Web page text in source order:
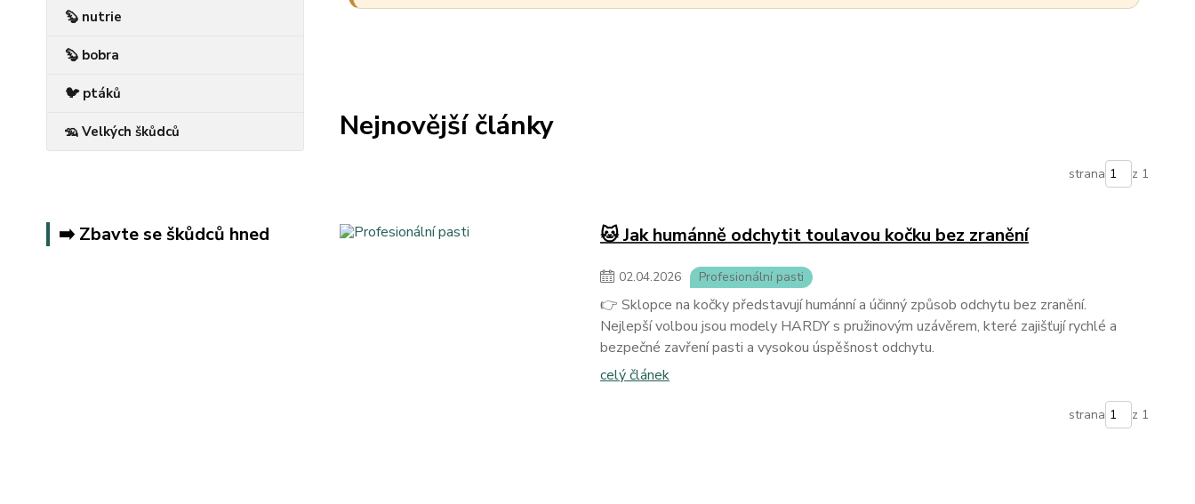
🦫 nutrie
🦫 bobra
🐦 ptáků
🦡 Velkých škůdců
➡️ Zbavte se škůdců hned
Nejnovější články
strana z 1
🐱 Jak humánně odchytit toulavou kočku bez zranění
02.04.2026 Profesionální pasti
👉 Sklopce na kočky představují humánní a účinný způsob odchytu bez zranění.
Nejlepší volbou jsou modely HARDY s pružinovým uzávěrem, které zajišťují rychlé a
bezpečné zavření pasti a vysokou úspěšnost odchytu.
celý článek
strana z 1